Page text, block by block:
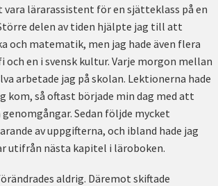
lärarassistent för en sjätteklass på en
delen av tiden hjälpte jag till att
och matematik, men jag hade även flera
en i svensk kultur. Varje morgon mellan
arbetade jag på skolan. Lektionerna hade
kom, så oftast började min dag med att
Sedan följde mycket
av uppgifterna, och ibland hade jag
utifrån nästa kapitel i läroboken.
aldrig. Däremot skiftade